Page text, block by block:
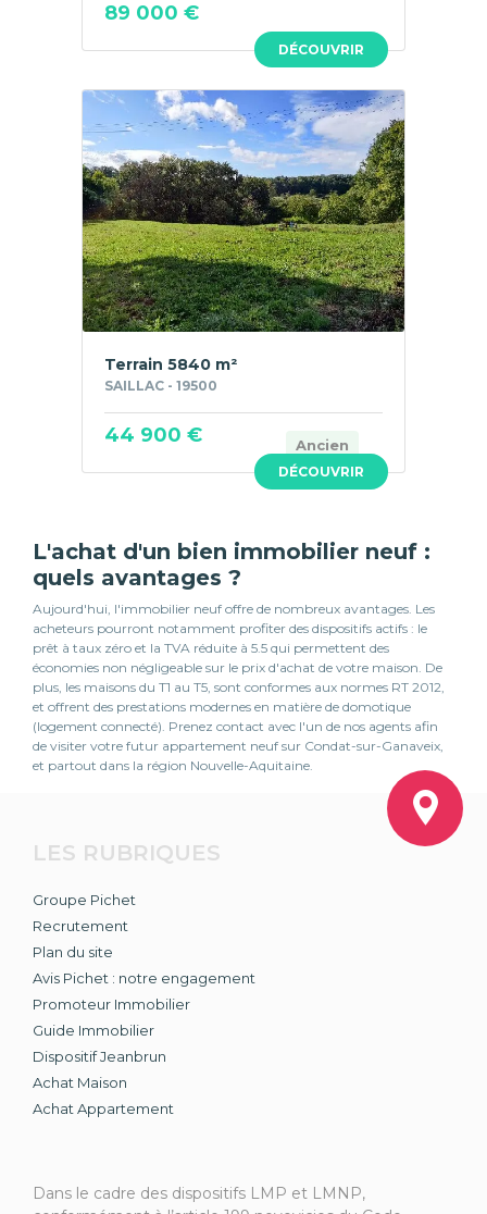
DÉCOUVRIR
89 000 €
DÉCOUVRIR
Terrain 5840 m²
SAILLAC - 19500
Ancien
44 900 €
L'achat d'un bien immobilier neuf :
quels avantages ?
Aujourd'hui, l'immobilier neuf offre de nombreux avantages. Les
acheteurs pourront notamment profiter des dispositifs actifs : le
prêt à taux zéro et la TVA réduite à 5.5 qui permettent des
économies non négligeable sur le prix d'achat de votre maison. De
plus, les maisons du T1 au T5, sont conformes aux normes RT 2012,
et offrent des prestations modernes en matière de domotique
(logement connecté). Prenez contact avec l'un de nos agents afin
de visiter votre futur appartement neuf sur Condat-sur-Ganaveix,
et partout dans la région Nouvelle-Aquitaine.
LES RUBRIQUES
Groupe Pichet
Recrutement
Plan du site
Avis Pichet : notre engagement
Promoteur Immobilier
Guide Immobilier
Dispositif Jeanbrun
Achat Maison
Achat Appartement
Dans le cadre des dispositifs LMP et LMNP,